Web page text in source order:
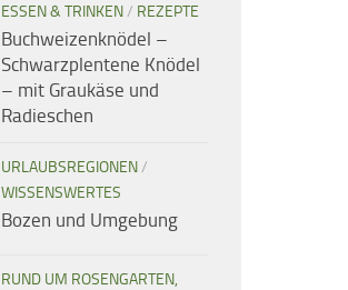
ESSEN & TRINKEN/ REZEPTE
Buchweizenknödel –
Schwarzplentene Knödel
– mit Graukäse und
Radieschen
URLAUBSREGIONEN/
WISSENSWERTES
Bozen und Umgebung
RUND UM ROSENGARTEN,